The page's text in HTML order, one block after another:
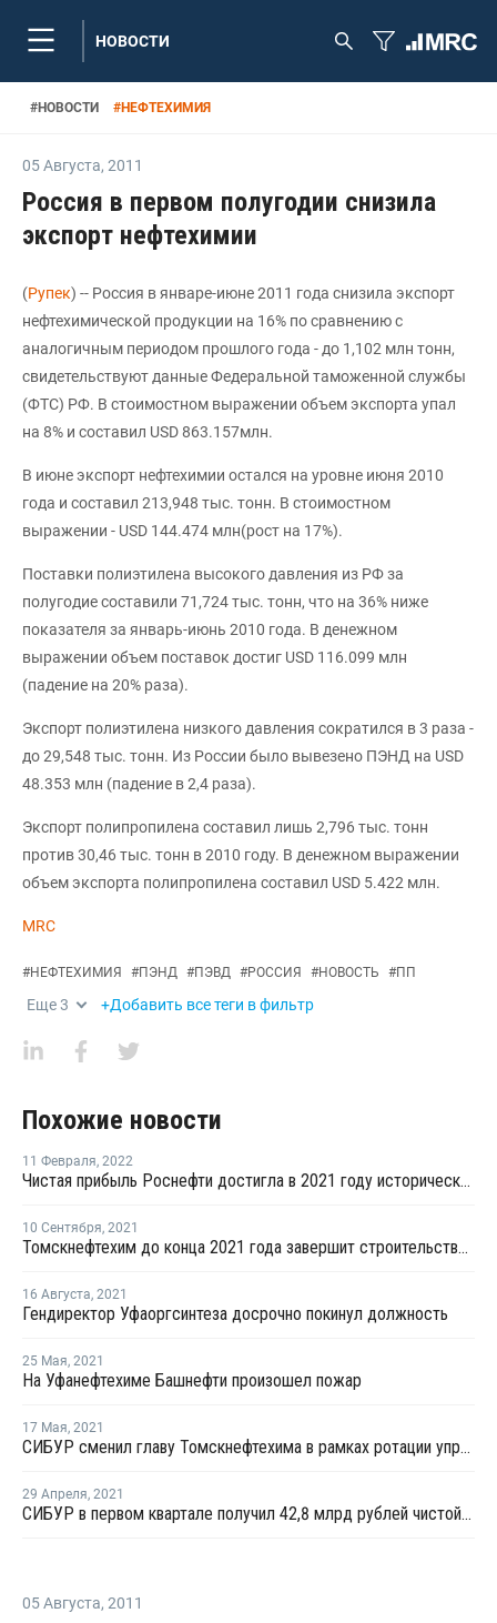
НОВОСТИ
#НОВОСТИ #НЕФТЕХИМИЯ
05 Августа, 2011
Россия в первом полугодии снизила
экспорт нефтехимии
(Рупек) -- Россия в январе-июне 2011 года снизила экспорт
нефтехимической продукции на 16% по сравнению с
аналогичным периодом прошлого года - до 1,102 млн тонн,
свидетельствуют данные Федеральной таможенной службы
(ФТС) РФ. В стоимостном выражении объем экспорта упал
на 8% и составил USD 863.157млн.
В июне экспорт нефтехимии остался на уровне июня 2010
года и составил 213,948 тыс. тонн. В стоимостном
выражении - USD 144.474 млн(рост на 17%).
Поставки полиэтилена высокого давления из РФ за
полугодие составили 71,724 тыс. тонн, что на 36% ниже
показателя за январь-июнь 2010 года. В денежном
выражении объем поставок достиг USD 116.099 млн
(падение на 20% раза).
Экспорт полиэтилена низкого давления сократился в 3 раза -
до 29,548 тыс. тонн. Из России было вывезено ПЭНД на USD
48.353 млн (падение в 2,4 раза).
Экспорт полипропилена составил лишь 2,796 тыс. тонн
против 30,46 тыс. тонн в 2010 году. В денежном выражении
объем экспорта полипропилена составил USD 5.422 млн.
MRC
#НЕФТЕХИМИЯ #ПЭНД #ПЭВД #РОССИЯ #НОВОСТЬ #ПП
Еще3 +Добавить все теги в фильтр
Похожие новости
11 Февраля, 2022
Чистая прибыль Роснефти достигла в 2021 году исторического рекорда в 883 млрд рублей
10 Сентября, 2021
Томскнефтехим до конца 2021 года завершит строительство новых очистных сооружений
16 Августа, 2021
Гендиректор Уфаоргсинтеза досрочно покинул должность
25 Мая, 2021
На Уфанефтехиме Башнефти произошел пожар
17 Мая, 2021
СИБУР сменил главу Томскнефтехима в рамках ротации управленческого состава
29 Апреля, 2021
СИБУР в первом квартале получил 42,8 млрд рублей чистой прибыли против убытка в прошлом году
05 Августа, 2011